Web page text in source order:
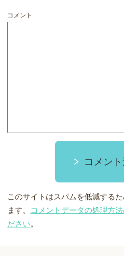
コメント
コメン
このサイトはスパムを低減する
ます。
コメントデータの処理方
ださい。